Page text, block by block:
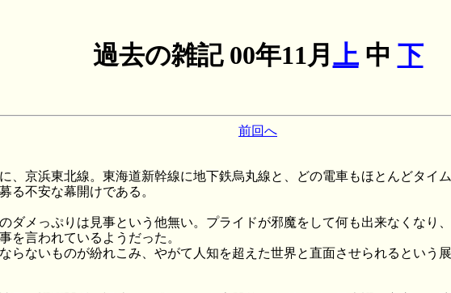
過去の雑記00年11月 上中 下
前回へ
、京浜東北線。東海道新幹線に地下鉄烏丸線と、どの電車もほとんどタイ
る不安な幕開けである。
ダメっぷりは見事という他無い。プライドが邪魔をして何も出来なくなり
を言われているようだった。
らないものが紛れこみ、やがて人知を超えた世界と直面させられるという